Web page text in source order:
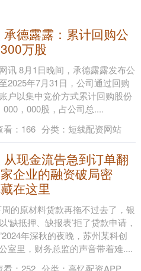
承德露露：累计回购公
万股
讯 8月1日晚间，承德露露发布公
2025年7月31日，公司通过回购
户以集中竞价方式累计回购股份
000，000股，占公司总....
看： 166 分类： 短线配资网站
从现金流告急到订单翻
企业的融资破局密
在这里
周的原材料货款再拖不过去了，银
‘缺抵押、缺报表’拒了贷款申请，
年深秋的夜晚，苏州某科创
室里，财务总监的声音带着难....
看： 252 分类： 高忆配资APP